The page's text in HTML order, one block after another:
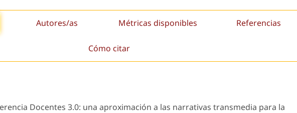
Autores/as Métricas disponibles Referencias
Cómo citar
Docentes 3.0: una aproximación a las narrativas transmedia para la